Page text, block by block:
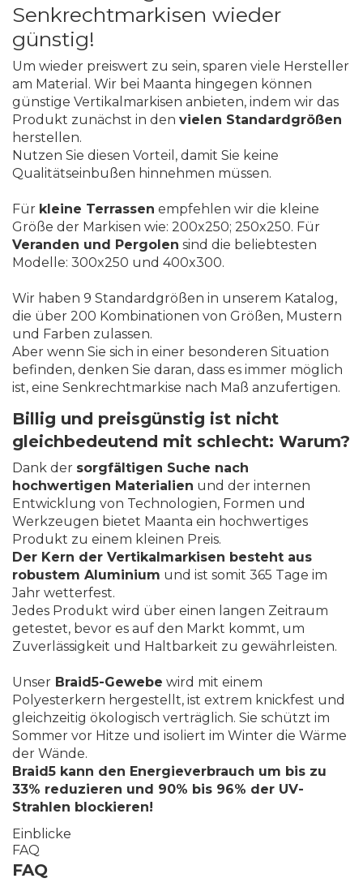
Senkrechtmarkisen wieder
günstig!
Um wieder preiswert zu sein, sparen viele Hersteller
am Material. Wir bei Maanta hingegen können
günstige Vertikalmarkisen anbieten, indem wir das
Produkt zunächst in den vielen Standardgrößen
herstellen.
Nutzen Sie diesen Vorteil, damit Sie keine
Qualitätseinbußen hinnehmen müssen.
Für kleine Terrassen empfehlen wir die kleine
Größe der Markisen wie: 200x250; 250x250. Für
Veranden und Pergolen sind die beliebtesten
Modelle: 300x250 und 400x300.
Wir haben 9 Standardgrößen in unserem Katalog,
die über 200 Kombinationen von Größen, Mustern
und Farben zulassen.
Aber wenn Sie sich in einer besonderen Situation
befinden, denken Sie daran, dass es immer möglich
ist, eine Senkrechtmarkise nach Maß anzufertigen.
Billig und preisgünstig ist nicht
gleichbedeutend mit schlecht: Warum?
Dank der sorgfältigen Suche nach
hochwertigen Materialien und der internen
Entwicklung von Technologien, Formen und
Werkzeugen bietet Maanta ein hochwertiges
Produkt zu einem kleinen Preis.
Der Kern der Vertikalmarkisen besteht aus
robustem Aluminium und ist somit 365 Tage im
Jahr wetterfest.
Jedes Produkt wird über einen langen Zeitraum
getestet, bevor es auf den Markt kommt, um
Zuverlässigkeit und Haltbarkeit zu gewährleisten.
Unser Braid5-Gewebe wird mit einem
Polyesterkern hergestellt, ist extrem knickfest und
gleichzeitig ökologisch verträglich. Sie schützt im
Sommer vor Hitze und isoliert im Winter die Wärme
der Wände.
Braid5 kann den Energieverbrauch um bis zu
33% reduzieren und 90% bis 96% der UV-
Strahlen blockieren!
Einblicke
FAQ
FAQ